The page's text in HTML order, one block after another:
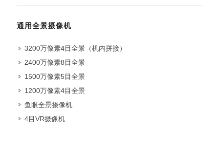
通用全景摄像机
3200万像素4目全景（机内拼接）
2400万像素8目全景
1500万像素5目全景
1200万像素4目全景
鱼眼全景摄像机
4目VR摄像机